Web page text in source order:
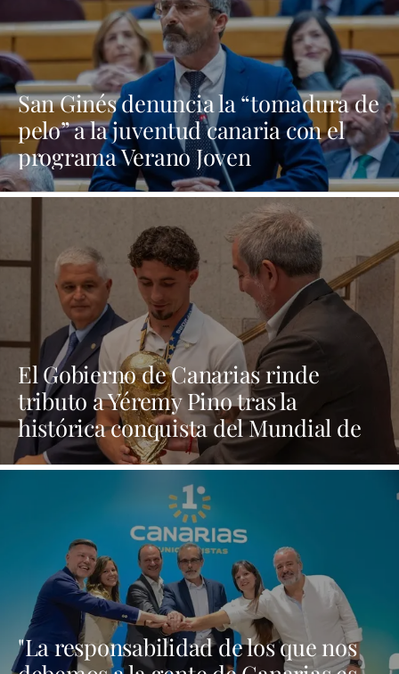
San Ginés denuncia la “tomadura de
pelo” a la juventud canaria con el
programa Verano Joven
El Gobierno de Canarias rinde
tributo a Yéremy Pino tras la
histórica conquista del Mundial de
Fútbol
"La responsabilidad de los que nos